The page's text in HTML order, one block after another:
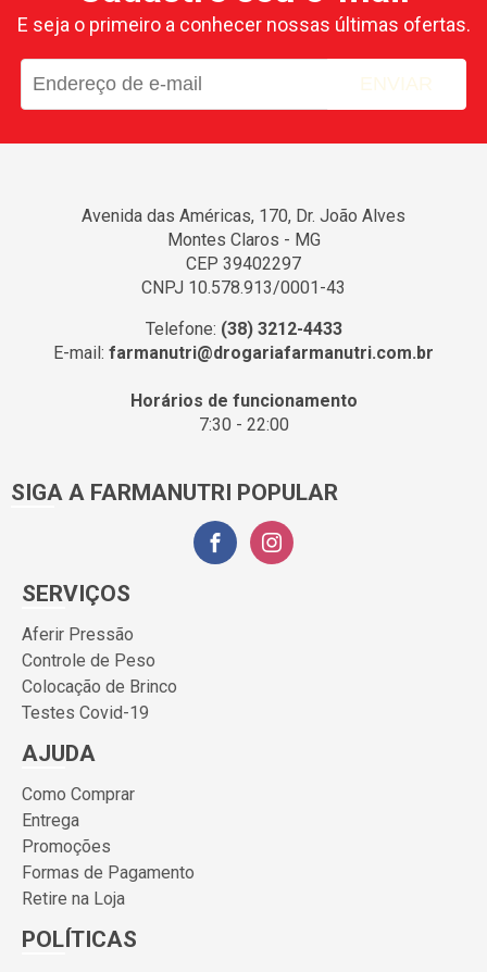
E seja o primeiro a conhecer nossas últimas ofertas.
ENVIAR
Avenida das Américas, 170, Dr. João Alves
Montes Claros - MG
CEP 39402297
CNPJ 10.578.913/0001-43
Telefone: (38) 3212-4433
E-mail: farmanutri@drogariafarmanutri.com.br
Horários de funcionamento
7:30 - 22:00
SIGA A FARMANUTRI POPULAR
SERVIÇOS
Aferir Pressão
Controle de Peso
Colocação de Brinco
Testes Covid-19
AJUDA
Como Comprar
Entrega
Promoções
Formas de Pagamento
Retire na Loja
POLÍTICAS